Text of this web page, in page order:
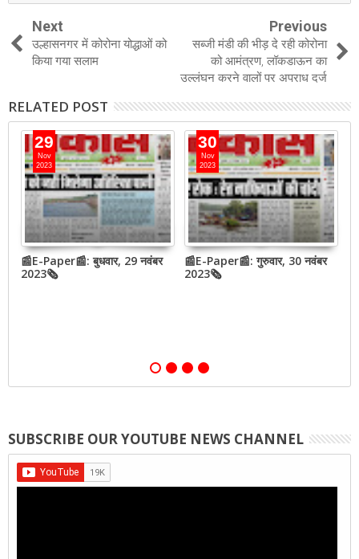
Next
उल्हासनगर में कोरोना योद्धाओं को
किया गया सलाम
Previous
सब्जी मंडी की भीड़ दे रही कोरोना
को आमंत्रण, लॉकडाऊन का
उल्लंघन करने वालों पर अपराध दर्ज
RELATED POST
29
Nov
2023
📰E-Paper📰: बुधवार, 29 नवंबर
2023🗞
30
Nov
2023
📰E-Paper📰: गुरुवार, 30 नवंबर
2023🗞
SUBSCRIBE OUR YOUTUBE NEWS CHANNEL